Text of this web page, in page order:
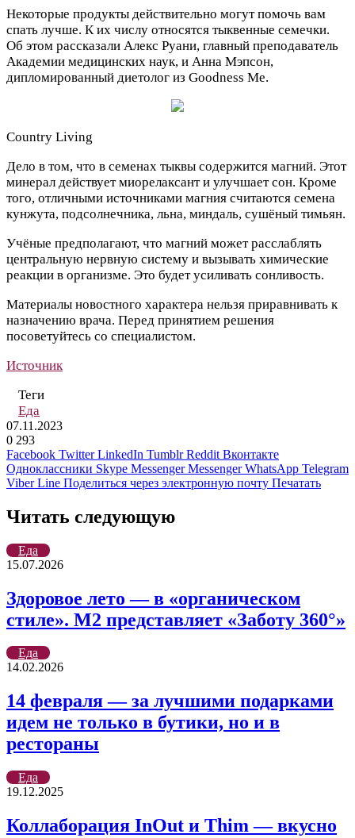
Некоторые продукты действительно могут помочь вам
спать лучше. К их числу относятся тыквенные семечки.
Об этом рассказали Алекс Руани, главный преподаватель
Академии медицинских наук, и Анна Мэпсон,
дипломированный диетолог из Goodness Me.
Country Living
Дело в том, что в семенах тыквы содержится магний. Этот
минерал действует миорелаксант и улучшает сон. Кроме
того, отличными источниками магния считаются семена
кунжута, подсолнечника, льна, миндаль, сушёный тимьян.
Учёные предполагают, что магний может расслаблять
центральную нервную систему и вызывать химические
реакции в организме. Это будет усиливать сонливость.
Материалы новостного характера нельзя приравнивать к
назначению врача. Перед принятием решения
посоветуйтесь со специалистом.
Источник
Теги
Еда
07.11.2023
0 293
Facebook Twitter LinkedIn Tumblr Reddit Вконтакте
Одноклассники Skype Messenger Messenger WhatsApp Telegram
Viber Line Поделиться через электронную почту Печатать
Читать следующую
Еда
15.07.2026
Здоровое лето — в «органическом
стиле». М2 представляет «Заботу 360°»
Еда
14.02.2026
14 февраля — за лучшими подарками
идем не только в бутики, но и в
рестораны
Еда
19.12.2025
Коллаборация InOut и Thim — вкусно